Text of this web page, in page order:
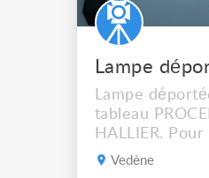
Lampe
tableau
HALLIER. Pour
halogène ou
Vedène